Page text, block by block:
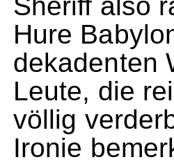
Sheriff also
Hure
dekadenten
Leute, die
völlig
Ironie